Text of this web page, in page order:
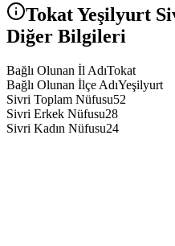
TokatYeşilyurt
Diğer Bilgileri
Bağlı Olunan İl AdıTokat
Bağlı Olunan İlçe AdıYeşilyurt
Sivri Toplam Nüfusu52
Sivri Erkek Nüfusu28
Sivri Kadın Nüfusu24